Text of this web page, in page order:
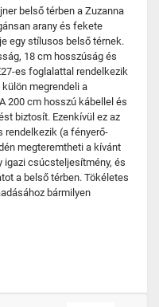
belső térben a Zuzanna
arany és fekete
egy stílusos belső térnek.
18 cm hosszúság és
es foglalattal rendelkezik
külön megrendeli a
200 cm hosszú kábellel és
biztosít. Ezenkívül ez az
rendelkezik (a fényerő-
megteremtheti a kívánt
igazi csúcsteljesítmény, és
a belső térben. Tökéletes
bármilyen